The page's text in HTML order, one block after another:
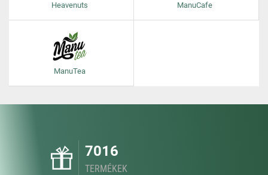
Heavenuts ManuCafe
ManuTea
7016
TERMÉKEK